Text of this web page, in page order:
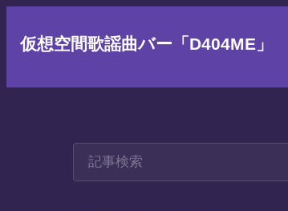
仮想空間歌謡曲バー「D404ME」